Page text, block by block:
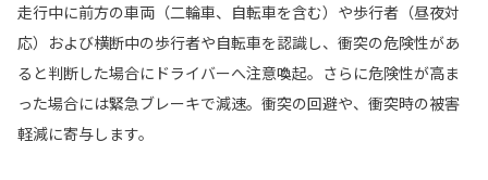
走行中に前方の車両（二輪車、自転車を含む）や歩行者（昼夜対
応）および横断中の歩行者や自転車を認識し、衝突の危険性があ
ると判断した場合にドライバーへ注意喚起。さらに危険性が高ま
った場合には緊急ブレーキで減速。衝突の回避や、衝突時の被害
軽減に寄与します。